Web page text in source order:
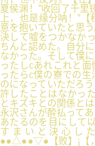
夏侯渊！”收回了千里
上，也是缘分呐！”
意を抱いていたと思
決して嘘をつかなか
ちんと認めた。自分
なかった。そして僕
ったしcあれこれと
ったらc僕の寮での
のになっていただろ
許したことはなかっ
とキズキとの関係と
永沢さんが酔払って
あたるのを目にして
すまいと決心し
●●△●●▽●【败】¡【